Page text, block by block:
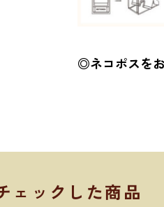
◎ネコポスを
ェックした商品